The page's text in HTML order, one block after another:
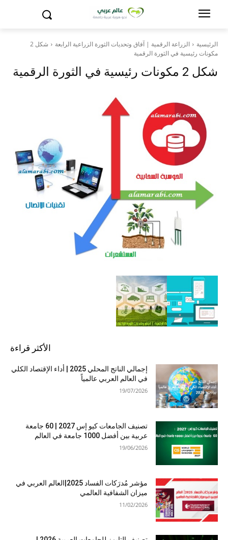
الرئيسية الزراعة الرقمية | آفاق وتحديات الثورة الزراعية الرابعة
شكل 2
مكونات رئيسية في الثورة الرقمية
شكل 2 مكونات رئيسية في الثورة الرقمية
الأكثر قراءة
إجمالي الناتج المحلي 2025 | أداء الإقتصاد الكلي
في العالم العربي عالمياً
19/07/2026
تصنيف الجامعات كيو إس 2027 | 60 جامعة
عربية بين أفضل 1000 جامعة في العالم
19/06/2026
مؤشر مُدرَكات الفساد 2025|العالم العربي في
ميزان الشفافية العالمي
11/02/2026